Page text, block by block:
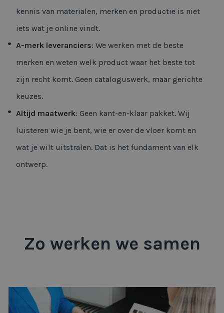
kennis van materialen, merken en productie is niet
iets wat je online vindt.
A-merk leveranciers: We werken met de beste
merken en weten welk product waar het beste tot
zijn recht komt. Geen cataloguswerk, maar gerichte
keuzes.
Altijd maatwerk: Geen kant-en-klaar pakket. Wij
luisteren wie je bent, wie er over de vloer komt en
wat je wilt uitstralen. Dat is het fundament van elk
ontwerp.
Zo werken we samen